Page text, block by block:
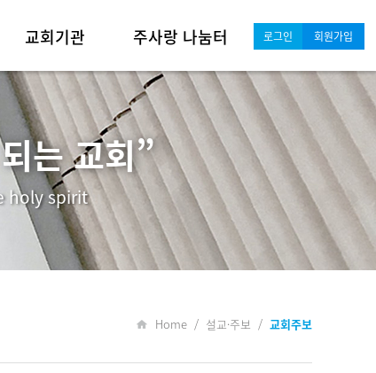
교회기관
영아·유치부
유년·초등부
중·고등부
청년·대학부
남성 공동체
여성 공동체
주사랑 나눔터
새가족 안내·소개
포토갤러리
교회소식
행사일정
행사 및 기도 게시판
자료실
로그인 회원가입
는 교회”
holy spirit
Home / 설교·주보 / 교회주보